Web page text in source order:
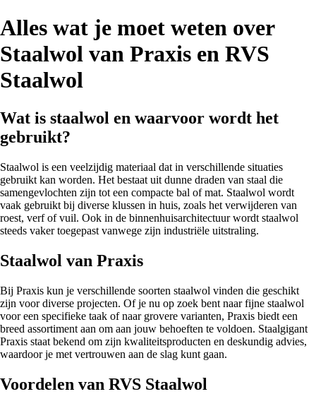
Alles wat je moet weten over
Staalwol van Praxis en RVS
Staalwol
Wat is staalwol en waarvoor wordt het
gebruikt?
Staalwol is een veelzijdig materiaal dat in verschillende situaties
gebruikt kan worden. Het bestaat uit dunne draden van staal die
samengevlochten zijn tot een compacte bal of mat. Staalwol wordt
vaak gebruikt bij diverse klussen in huis, zoals het verwijderen van
roest, verf of vuil. Ook in de binnenhuisarchitectuur wordt staalwol
steeds vaker toegepast vanwege zijn industriële uitstraling.
Staalwol van Praxis
Bij Praxis kun je verschillende soorten staalwol vinden die geschikt
zijn voor diverse projecten. Of je nu op zoek bent naar fijne staalwol
voor een specifieke taak of naar grovere varianten, Praxis biedt een
breed assortiment aan om aan jouw behoeften te voldoen. Staalgigant
Praxis staat bekend om zijn kwaliteitsproducten en deskundig advies,
waardoor je met vertrouwen aan de slag kunt gaan.
Voordelen van RVS Staalwol